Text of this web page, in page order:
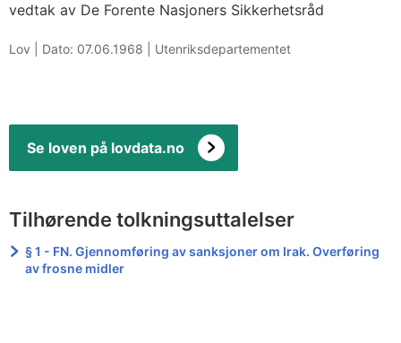
vedtak av De Forente Nasjoners Sikkerhetsråd
Lov | Dato: 07.06.1968 Utenriksdepartementet
Se loven på lovdata.no
Tilhørende tolkningsuttalelser
§ 1 - FN. Gjennomføring av sanksjoner om Irak. Overføring
av frosne midler